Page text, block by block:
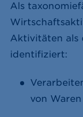
Als
Aktivitäten als
identifiziert:
von Waren